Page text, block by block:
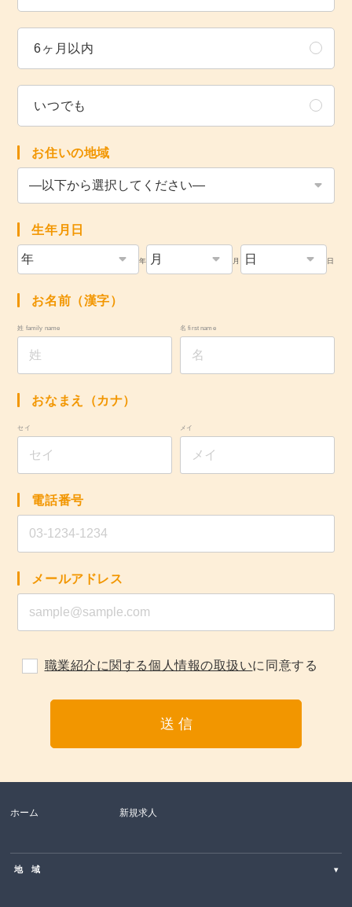
6ヶ月以内
いつでも
お住いの地域
生年月日
年 月 日
お名前（漢字）
姓 family name 名 first name
おなまえ（カナ）
セイ メイ
電話番号
メールアドレス
職業紹介に関する個人情報の取扱いに同意する
ホーム 新規求人
地 域 ▾